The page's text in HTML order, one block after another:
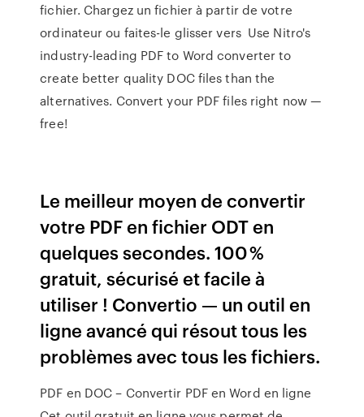
fichier. Chargez un fichier à partir de votre
ordinateur ou faites-le glisser vers Use Nitro's
industry-leading PDF to Word converter to
create better quality DOC files than the
alternatives. Convert your PDF files right now —
free!
Le meilleur moyen de convertir
votre PDF en fichier ODT en
quelques secondes. 100 %
gratuit, sécurisé et facile à
utiliser ! Convertio — un outil en
ligne avancé qui résout tous les
problèmes avec tous les fichiers.
PDF en DOC – Convertir PDF en Word en ligne